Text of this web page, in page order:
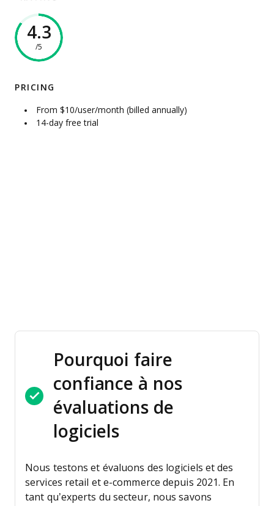
4.3
/5
PRICING
From $10/user/month (billed annually)
14-day free trial
Pourquoi faire
confiance à nos
évaluations de
logiciels
Nous testons et évaluons des logiciels et des
services retail et e-commerce depuis 2021. En
tant qu’experts du secteur, nous savons